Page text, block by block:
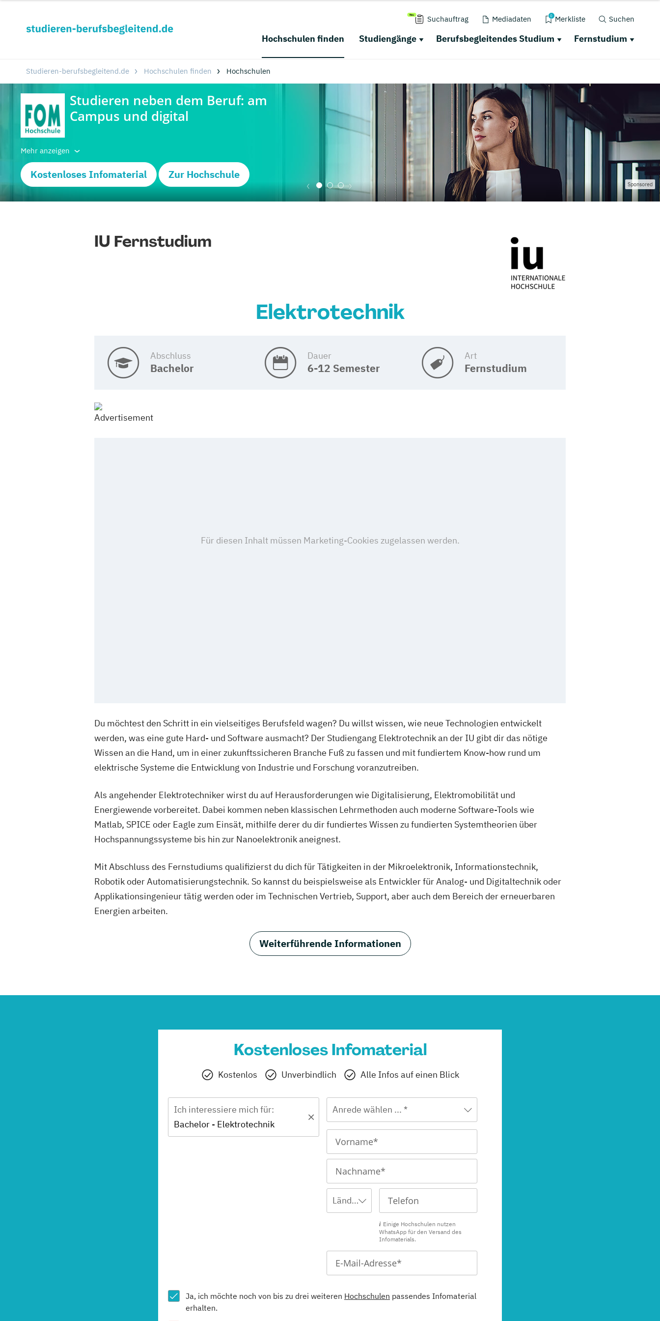
Suchauftrag Mediadaten 0 Merkliste Suchen
Hochschulen finden Studiengänge Berufsbegleitendes Studium Fernstudium
Studieren-berufsbegleitend.de Hochschulen finden Hochschulen
Mehr anzeigen
Kostenloses Infomaterial Zur Hochschule
Sponsored
IU Fernstudium
Elektrotechnik
Abschluss
Bachelor
Dauer
6-12 Semester
Art
Fernstudium
Du möchtest den Schritt in ein vielseitiges Berufsfeld wagen? Du willst wissen, wie neue Technologien entwickelt
werden, was eine gute Hard- und Software ausmacht? Der Studiengang Elektrotechnik an der IU gibt dir das nötige
Wissen an die Hand, um in einer zukunftssicheren Branche Fuß zu fassen und mit fundiertem Know-how rund um
elektrische Systeme die Entwicklung von Industrie und Forschung voranzutreiben.
Als angehender Elektrotechniker wirst du auf Herausforderungen wie Digitalisierung, Elektromobilität und
Energiewende vorbereitet. Dabei kommen neben klassischen Lehrmethoden auch moderne Software-Tools wie
Matlab, SPICE oder Eagle zum Einsät, mithilfe derer du dir fundiertes Wissen zu fundierten Systemtheorien über
Hochspannungssysteme bis hin zur Nanoelektronik aneignest.
Mit Abschluss des Fernstudiums qualifizierst du dich für Tätigkeiten in der Mikroelektronik, Informationstechnik,
Robotik oder Automatisierungstechnik. So kannst du beispielsweise als Entwickler für Analog- und Digitaltechnik oder
Applikationsingenieur tätig werden oder im Technischen Vertrieb, Support, aber auch dem Bereich der erneuerbaren
Energien arbeiten.
Weiterführende Informationen
Kostenloses Infomaterial
Kostenlos Unverbindlich Alle Infos auf einen Blick
Ich interessiere mich für:
Bachelor - Elektrotechnik
Anrede wählen ... *
Ländervorwahl wählen ...
Einige Hochschulen nutzen
WhatsApp für den Versand des
Infomaterials.
Ja, ich möchte noch von bis zu drei weiteren Hochschulen passendes Infomaterial
erhalten.